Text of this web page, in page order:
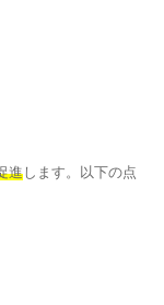
進 します。以下の点